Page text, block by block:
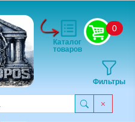
0
Фильтры
Каталог
товаров